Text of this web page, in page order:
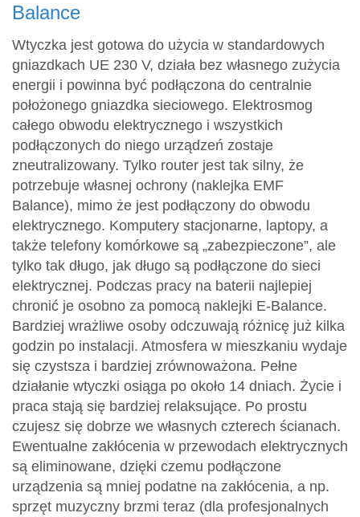
Balance
Wtyczka jest gotowa do użycia w standardowych
gniazdkach UE 230 V, działa bez własnego zużycia
energii i powinna być podłączona do centralnie
położonego gniazdka sieciowego. Elektrosmog
całego obwodu elektrycznego i wszystkich
podłączonych do niego urządzeń zostaje
zneutralizowany. Tylko router jest tak silny, że
potrzebuje własnej ochrony (naklejka EMF
Balance), mimo że jest podłączony do obwodu
elektrycznego. Komputery stacjonarne, laptopy, a
także telefony komórkowe są „zabezpieczone”, ale
tylko tak długo, jak długo są podłączone do sieci
elektrycznej. Podczas pracy na baterii najlepiej
chronić je osobno za pomocą naklejki E-Balance.
Bardziej wrażliwe osoby odczuwają różnicę już kilka
godzin po instalacji. Atmosfera w mieszkaniu wydaje
się czystsza i bardziej zrównoważona. Pełne
działanie wtyczki osiąga po około 14 dniach. Życie i
praca stają się bardziej relaksujące. Po prostu
czujesz się dobrze we własnych czterech ścianach.
Ewentualne zakłócenia w przewodach elektrycznych
są eliminowane, dzięki czemu podłączone
urządzenia są mniej podatne na zakłócenia, a np.
sprzęt muzyczny brzmi teraz (dla profesjonalnych